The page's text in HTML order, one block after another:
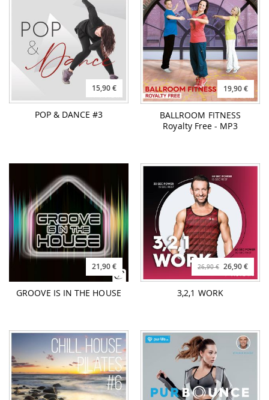
15,90 €
POP & DANCE #3
19,90 €
BALLROOM FITNESS
Royalty Free - MP3
21,90 €
GROOVE IS IN THE HOUSE
26,90 € 26,90 €
3,2,1 WORK